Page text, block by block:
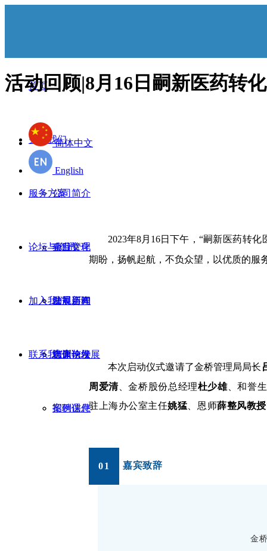
首页
关于我们
公司简介
企业文化
发展历程
合作伙伴
服务方案
项目管理
法规咨询
志康论坛
论坛与资讯
公司新闻
志康论坛
案例课件
加入我们
培训与发展
招聘信息
联系我们
简体中文
English
活动回顾|8月16日嗣新医药转
2023年8月16日下午，“嗣新医药转化
期盼，扬帆起航，不负众望，以优质的服
本次启动仪式邀请了金桥管理局局长
周爱清、金桥股份总经理杜少雄、和誉
驻上海办公室主任姚猛 、恩师薛整风教授
01 嘉宾致辞
金